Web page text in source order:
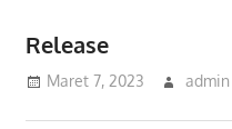
Release
Maret 7, 2023 admin